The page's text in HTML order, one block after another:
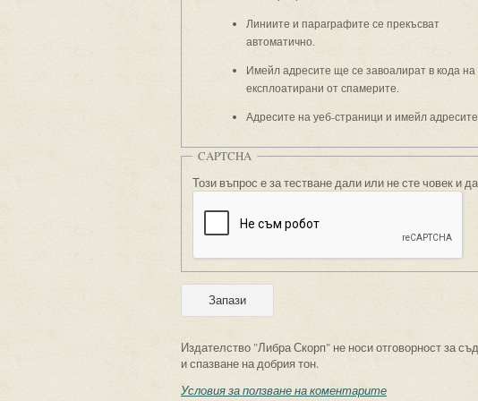
Линиите и параграфите се прекъсват
автоматично.
Имейл адресите ще се завоалират в кода
експлоатирани от спамерите.
Адресите на уеб-страници и имейл
CAPTCHA
Този въпрос е за тестване дали или не сте човек и
Издателство "Либра Скорп" не носи отговорност за
и спазване на добрия тон.
Условия за ползване на коментарите